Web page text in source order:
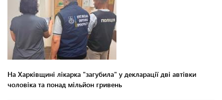
На Харківщині лікарка "загубила" у декларації дві автівки
чоловіка та понад мільйон гривень